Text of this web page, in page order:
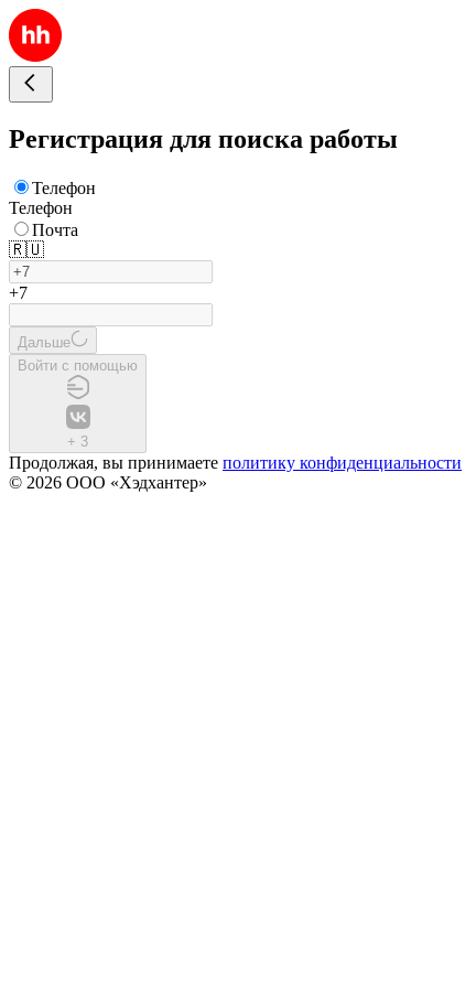
Регистрация для поиска работы
Телефон
Телефон
Почта
🇷🇺
+7
Дальше
Войти с помощью
+ 3
Продолжая, вы принимаете политику конфиденциальности
© 2026 ООО «Хэдхантер»